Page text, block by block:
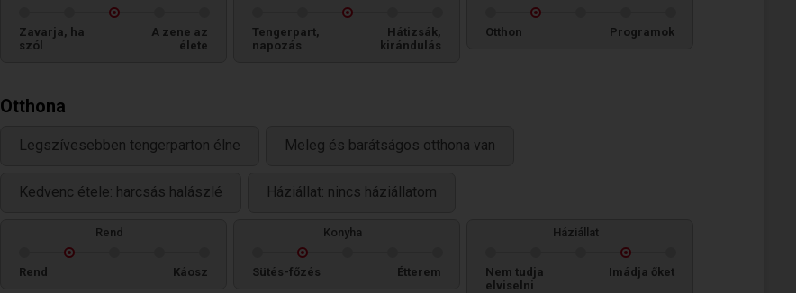
Zavarja, ha
szól
A zene az
élete
Tengerpart,
napozás
Hátizsák,
kirándulás
Otthon Programok
Otthona
Legszívesebben tengerparton élne Meleg és barátságos otthona van
Kedvenc étele: harcsás halászlé Háziállat: nincs háziállatom
Rend
Rend Káosz
Konyha
Sütés-főzés Étterem
Háziállat
Nem tudja
elviselni
Imádja őket